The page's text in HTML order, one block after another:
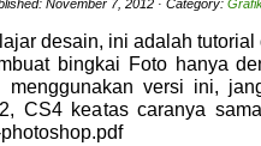
November 7, 2012 · Category:
desain, ini adalah
bingkai Foto hanya
menggunakan versi ini,
CS4 keatas caranya